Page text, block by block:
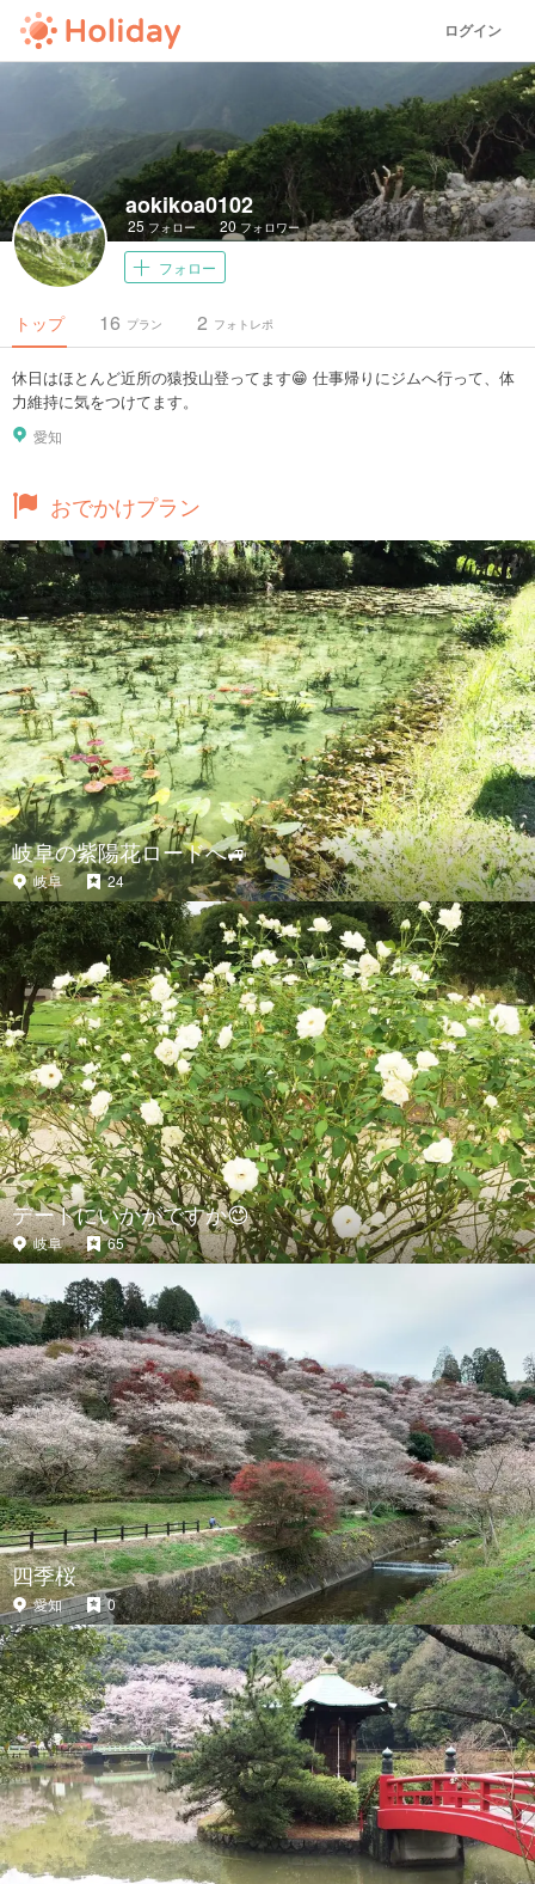
ログイン
aokikoa0102
25フォロー 20 フォロワー
フォロー
トップ プラン
16 フォトレポ
2
休日はほとんど近所の猿投山登ってます😁 仕事帰りにジムへ行って、体
力維持に気をつけてます。
愛知
おでかけプラン
岐阜の紫陽花ロードへ🚙
岐阜 24
デートにいかがですか😊
岐阜 65
四季桜
愛知 0